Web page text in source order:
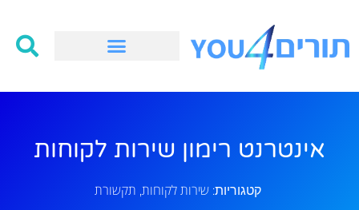
אינטרנט רימון שירות לקוחות
קטגוריות: שירות לקוחות, תקשורת